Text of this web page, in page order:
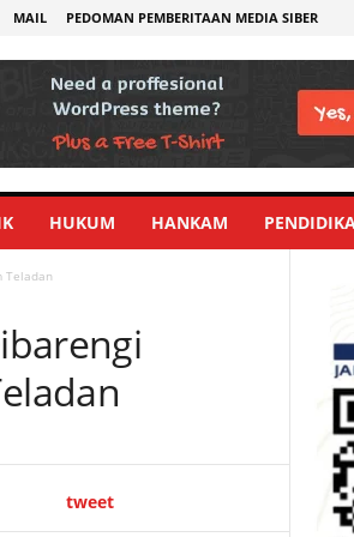
MAIL PEDOMAN PEMBERITAAN MEDIA SIBER
HUKUM HANKAM
Teladan
tweet